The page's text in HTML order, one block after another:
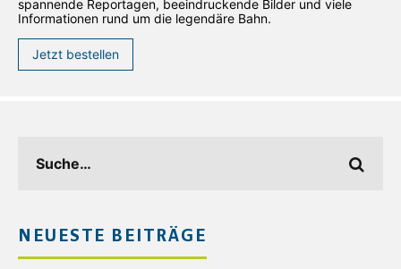
spannende Reportagen, beeindruckende Bilder und viele
Informationen rund um die legendäre Bahn.
Jetzt bestellen
NEUESTE BEITRÄGE